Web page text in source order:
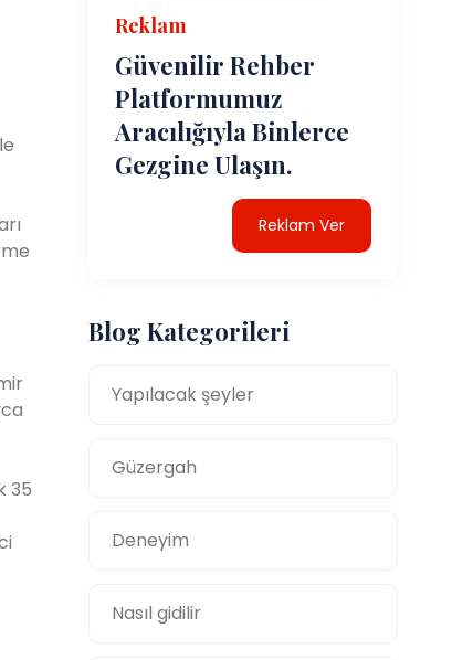
35
Reklam
Güvenilir Rehber
Platformumuz
Aracılığıyla Binlerce
Gezgine Ulaşın.
Reklam Ver
Blog Kategorileri
Yapılacak şeyler
Güzergah
Deneyim
Nasıl gidilir